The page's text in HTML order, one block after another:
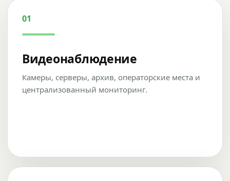
01
Видеонаблюдение
Камеры, серверы, архив, операторские места и
централизованный мониторинг.